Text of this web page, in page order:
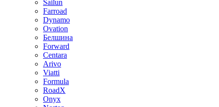
Sailun
Farroad
Dynamo
Ovation
Белшина
Forward
Centara
Arivo
Viatti
Formula
RoadX
Onyx